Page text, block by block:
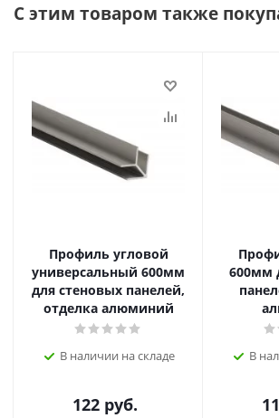
С этим товаром также
Профиль угловой
универсальный 600мм
для стеновых панелей,
отделка алюминий
В наличии на складе
122 руб.
600мм
В